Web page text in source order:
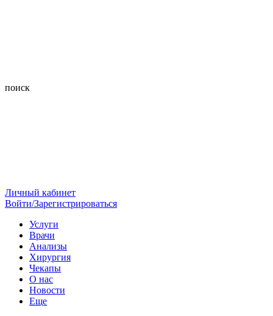
поиск
Личный кабинет
Войти/Зарегистрироваться
Услуги
Врачи
Анализы
Хирургия
Чекапы
О нас
Новости
Еще